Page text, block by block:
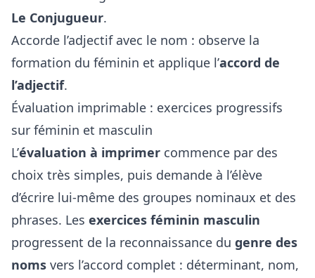
Le Conjugueur.
Accorde l’adjectif avec le nom : observe la
formation du féminin et applique l’accord de
l’adjectif.
Évaluation imprimable : exercices progressifs
sur féminin et masculin
L’évaluation à imprimer commence par des
choix très simples, puis demande à l’élève
d’écrire lui-même des groupes nominaux et des
phrases. Les exercices féminin masculin
progressent de la reconnaissance du genre des
noms vers l’accord complet : déterminant, nom,